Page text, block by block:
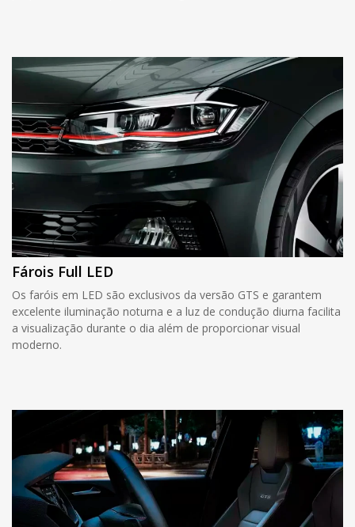
Fárois Full LED
Os faróis em LED são exclusivos da versão GTS e garantem
excelente iluminação noturna e a luz de condução diurna facilita
a visualização durante o dia além de proporcionar visual
moderno.